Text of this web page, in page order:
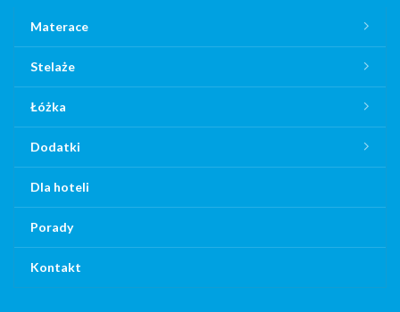
Materace
Stelaże
Łóżka
Dodatki
Dla hoteli
Porady
Kontakt